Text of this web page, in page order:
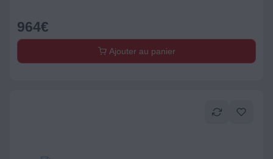
964€
Ajouter au panier